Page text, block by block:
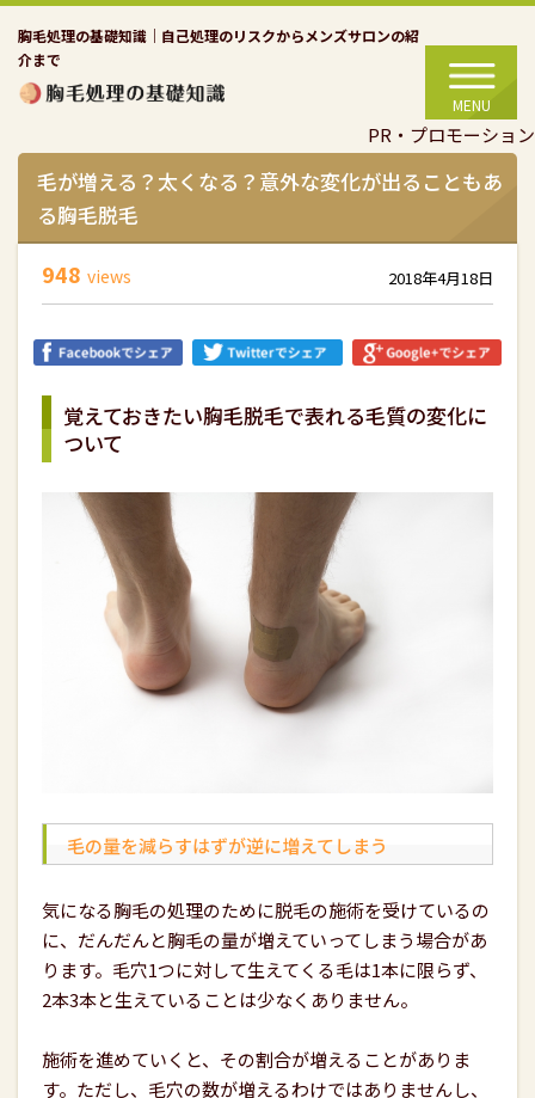
胸毛処理の基礎知識｜自己処理のリスクからメンズサロンの紹
介まで
MENU
PR・プロモーション
毛が増える？太くなる？意外な変化が出ることもあ
る胸毛脱毛
948 views 2018年4月18日
覚えておきたい胸毛脱毛で表れる毛質の変化に
ついて
毛の量を減らすはずが逆に増えてしまう
気になる胸毛の処理のために脱毛の施術を受けているの
に、だんだんと胸毛の量が増えていってしまう場合があ
ります。毛穴1つに対して生えてくる毛は1本に限らず、
2本3本と生えていることは少なくありません。
施術を進めていくと、その割合が増えることがありま
す。ただし、毛穴の数が増えるわけではありませんし、